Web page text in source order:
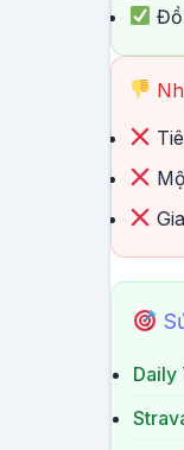
Daily